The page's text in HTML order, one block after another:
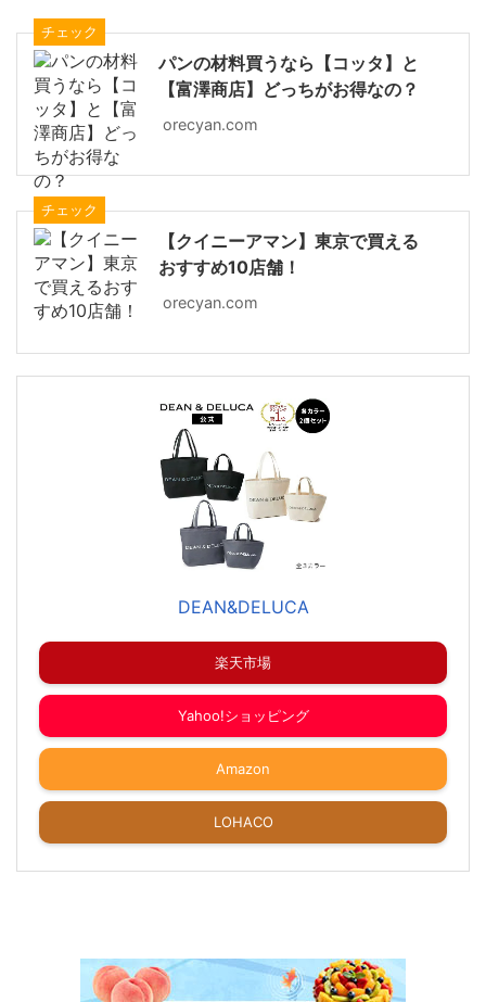
チェック
パンの材料買うなら【コッタ】と
【富澤商店】どっちがお得なの？
orecyan.com
チェック
【クイニーアマン】東京で買える
おすすめ10店舗！
orecyan.com
DEAN&DELUCA
楽天市場
Yahoo!ショッピング
Amazon
LOHACO